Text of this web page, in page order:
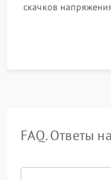
скачков
времени
FAQ. Ответы